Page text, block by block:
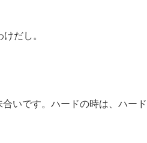
だし。
いです。ハードの時は、ハード